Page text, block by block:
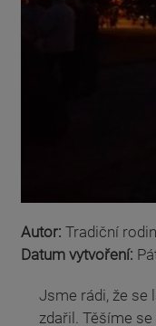
Autor: Tradiční
Datum vytvoření:
Jsme rádi, že se
zdařil. Těšíme